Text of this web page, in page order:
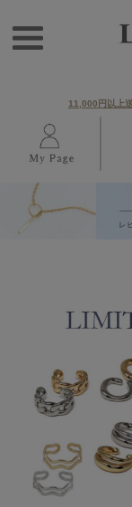
11,000円以上